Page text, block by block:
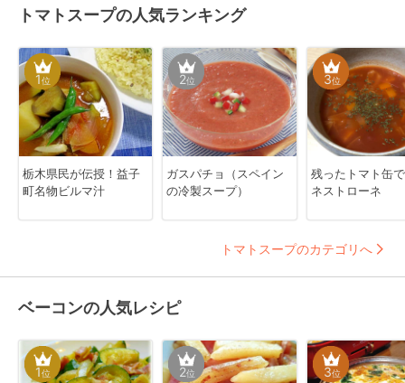
トマトスープの人気ランキング
1位
栃木県民が伝授！益子
町名物ビルマ汁
2位
ガスパチョ（スペイン
の冷製スープ）
3位
残ったトマト缶
ネストローネ
トマトスープのカテゴリへ
ベーコンの人気レシピ
1位 2位 3位